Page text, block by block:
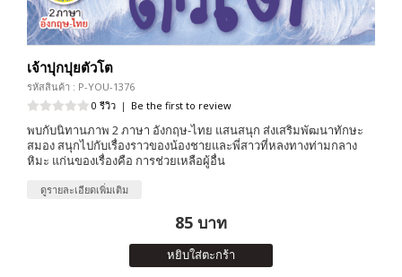
เจ้าปุกปุยตัวโต
รหัสสินค้า : P-YOU-1376
0 รีวิว | Be the first to review
พบกับนิทานภาพ 2 ภาษา อังกฤษ-ไทย แสนสนุก ส่งเสริมพัฒนาทักษะ
สมอง สนุกไปกับเรื่องราวของน้องชายและพี่สาวที่หลงทางท่ามกลาง
หิมะ แก่นของเรื่องคือ การช่วยเหลือผู้อื่น
ดูรายละเอียดเพิ่มเติม
85 บาท
หยิบใส่ตะกร้า